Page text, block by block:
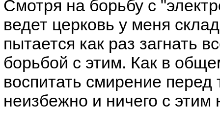
Смотря на борьбу с
ведет церковь у меня
пытается как раз загнать
борьбой с этим. Как в
воспитать смирение перед
неизбежно и ничего с